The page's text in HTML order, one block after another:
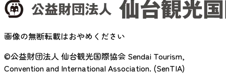
画像の無断転載はおやめください
©公益財団法人 仙台観光国際協会 Sendai Tourism,
Convention and International Association. (SenTIA)